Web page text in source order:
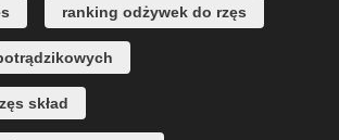
ranking odżywek do rzęs
skład